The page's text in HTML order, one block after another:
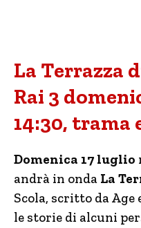
La Terrazza
Rai 3
14:30, trama
Domenica 17 luglio
andrà in onda La
Scola, scritto da Age
le storie di alcuni